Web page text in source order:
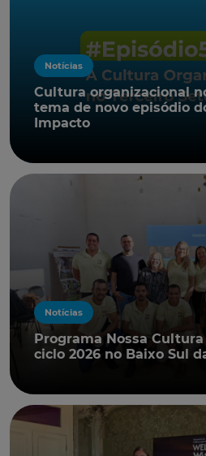
Notícias
Cultura organizacional
tema de novo episódio
Impacto
Notícias
Programa Nossa Cultura
ciclo 2026 no Baixo Sul